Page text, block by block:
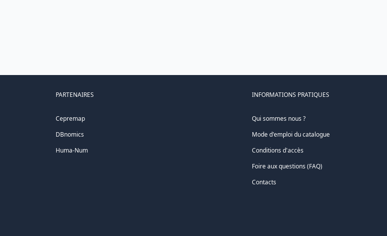
PARTENAIRES
Cepremap
DBnomics
Huma-Num
INFORMATIONS PRATIQUES
Qui sommes nous ?
Mode d'emploi du catalogue
Conditions d'accès
Foire aux questions (FAQ)
Contacts